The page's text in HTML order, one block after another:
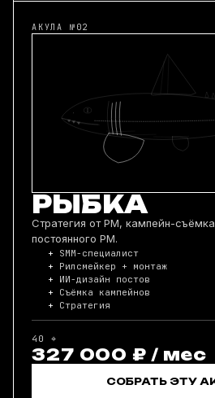
АКУЛА №02
РЫБКА
Стратегия от PM, кампейн-
постоянного PM.
SMM-специалист
Рилсмейкер + монтаж
ИИ-дизайн постов
Съёмка кампейнов
Стратегия
40 ⌖
327 000 ₽ / мес
СОБРАТЬ ЭТУ